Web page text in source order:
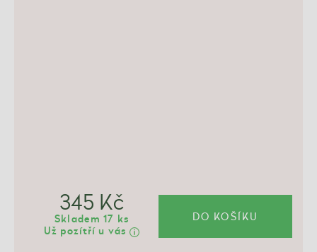
345 Kč
Skladem 17 ks
Už pozítří u vás
DO KOŠÍKU